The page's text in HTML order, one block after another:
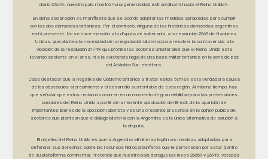
diario Clarín, nuestro país mostró «una generosidad extraordinaria hacia el Reino Unido».
En dicha declaración se manifiesta que se acordó adoptar las medidas apropiadas para cumplir
con las dos demandas británicas. Por el contrario, ninguna de las históricas demandas argentinas
está presente. No se hace mención a la disputa de soberanía, a la resolución 2065 de Naciones
Unidas, que plantea la necesidad de la negociación bilateral para resolver la controversia; a la
violación de la resolución 31/49, que prohíbe las acciones unilaterales que el Reino Unido está
llevando adelante en el área, ni a la existencia ilegal de una base militar británica en la zona de paz
del Atlántico Sur, etcétera.
Cabe destacar que la negativa del Gobierno británico a tratar estos temas es la verdadera causa
de los obstáculos al crecimiento y el desarrollo sustentable de esta región. Al mismo tiempo, hay
que señalar que estos reclamos ocurren en un momento de gran debilidad para las pretensiones
coloniales del Reino Unido a partir de la reciente aprobación del Brexit, de la aparición de
importantes líderes de la oposición laborista y de una creciente presencia en la opinión pública de
sectores que plantean que el diálogo bilateral con la Argentina es la única alternativa de solución a
la disputa.
El objetivo del Reino Unido es que la Argentina elimine las legítimas medidas adoptadas para
defender sus derechos sobre los recursos hidrocarburíferos que le pertenecen por estar dentro
de su plataforma continental. Pretende que nuestro país derogue las leyes 26659 y 26915, votadas